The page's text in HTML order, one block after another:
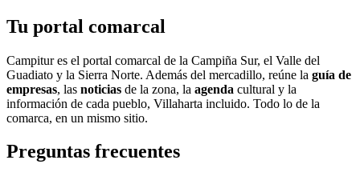
Tu portal comarcal
Campitur es el portal comarcal de la Campiña Sur, el Valle del
Guadiato y la Sierra Norte. Además del mercadillo, reúne la guía de
empresas, las noticias de la zona, la agenda cultural y la
información de cada pueblo, Villaharta incluido. Todo lo de la
comarca, en un mismo sitio.
Preguntas frecuentes